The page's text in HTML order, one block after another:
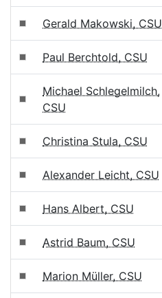
Gerald Makowski, CSU
Paul Berchtold, CSU
Michael Schlegelmilch,
CSU
Christina Stula, CSU
Alexander Leicht, CSU
Hans Albert, CSU
Astrid Baum, CSU
Marion Müller, CSU